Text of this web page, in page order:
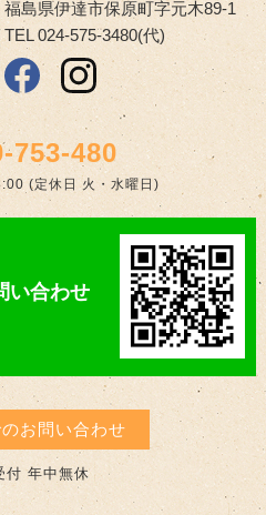
福島県伊達市保原町字元木89-1
TEL 024-575-3480(代)
753-480
(定休日 火・水曜日)
い合わせ
のお問い合わせ
付 年中無休